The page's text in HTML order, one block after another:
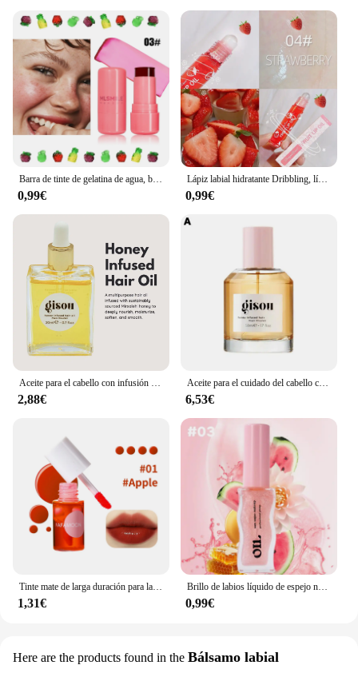
Barra de tinte de gelatina de agua, brillo de labios de gelatina de agua de enfriamiento de leche, tinte de gelatina de leche, palo de rubor, mancha de labios y mejillas transparentes
0,99€
Lápiz labial hidratante Dribbling, líquido hidratante, aceite de labios de karité de fruta
0,99€
Aceite para el cabello con infusión de miel, acondicionador de tamaño de viaje con miel Mirsalehi para nutrir e hidratar profundamente el cabello, 20ml
2,88€
Aceite para el cuidado del cabello con infusión de miel, 20/30/50ML, para Gisou, fragancia de larga duración, acondicionador flexible nutritivo profundo, cuidado del cabello
6,53€
Tinte mate de larga duración para labios y mejillas | Mancha hidratante de colorete y labios 2 en 1 | Fórmula ligera e hidratante para suave, natural
1,31€
Brillo de labios líquido de espejo nacarado transparente, bálsamo labial hidratante de frutas y miel, aceite de labios infusión, Reduce líneas de labios, cosméticos
0,99€
Here are the products found in the Bálsamo labial